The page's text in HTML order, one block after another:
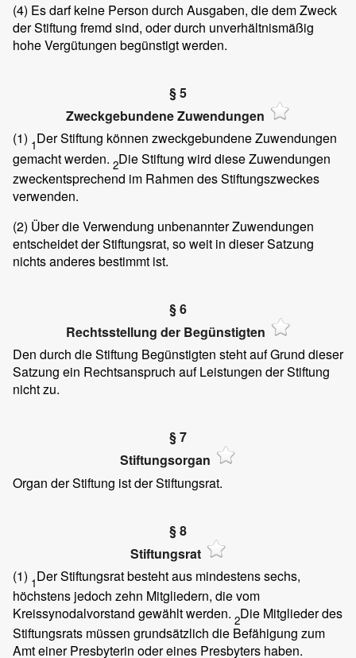
(4) Es darf keine Person durch Ausgaben, die dem Zweck
der Stiftung fremd sind, oder durch unverhältnismäßig
hohe Vergütungen begünstigt werden.
§ 5
Zweckgebundene Zuwendungen
(1) 1Der Stiftung können zweckgebundene Zuwendungen
gemacht werden. 2Die Stiftung wird diese Zuwendungen
zweckentsprechend im Rahmen des Stiftungszweckes
verwenden.
(2) Über die Verwendung unbenannter Zuwendungen
entscheidet der Stiftungsrat, so weit in dieser Satzung
nichts anderes bestimmt ist.
§ 6
Rechtsstellung der Begünstigten
Den durch die Stiftung Begünstigten steht auf Grund dieser
Satzung ein Rechtsanspruch auf Leistungen der Stiftung
nicht zu.
§ 7
Stiftungsorgan
Organ der Stiftung ist der Stiftungsrat.
§ 8
Stiftungsrat
(1) 1Der Stiftungsrat besteht aus mindestens sechs,
höchstens jedoch zehn Mitgliedern, die vom
Kreissynodalvorstand gewählt werden. 2Die Mitglieder des
Stiftungsrats müssen grundsätzlich die Befähigung zum
Amt einer Presbyterin oder eines Presbyters haben.